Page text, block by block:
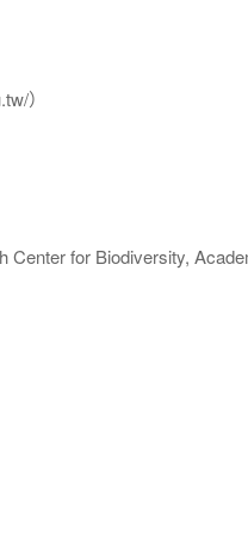
）
for Biodiversity,